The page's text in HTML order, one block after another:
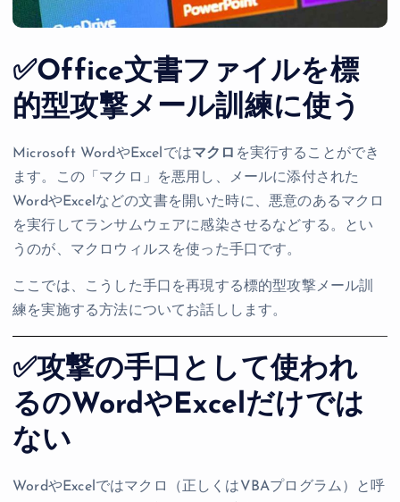
✅Office文書ファイルを標
的型攻撃メール訓練に使う
Microsoft WordやExcelではマクロ を実行することができ
ます。この「マクロ」を悪用し、メールに添付された
WordやExcelなどの文書を開いた時に、悪意のあるマクロ
を実行してランサムウェアに感染させるなどする。とい
うのが、マクロウィルスを使った手口です。
ここでは、こうした手口を再現する標的型攻撃メール訓
練を実施する方法についてお話しします。
✅攻撃の手口として使われ
るのWordやExcelだけでは
ない
WordやExcelではマクロ（正しくはVBAプログラム）と呼